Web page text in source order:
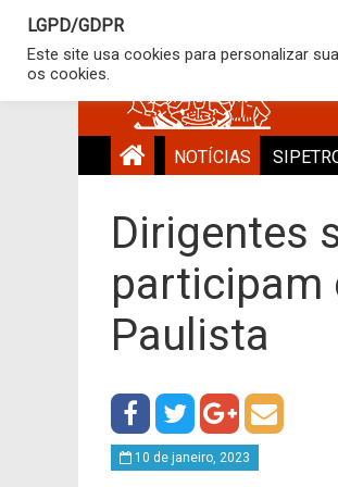
NOTÍCIAS
Dirigentes
participam
Paulista
10 de janeiro, 2023
LGPD/GDPR
Este site usa cookies para personalizar
os cookies.